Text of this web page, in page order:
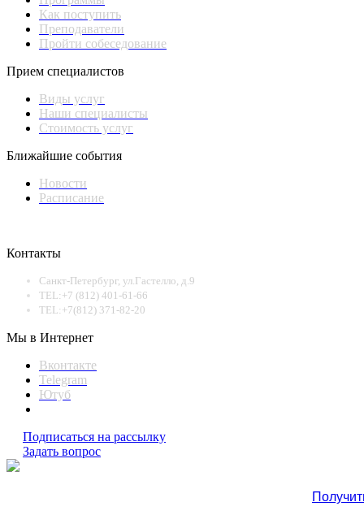
Как поступить
Преподаватели
Пройти собеседование
Прием специалистов
Виды услуг
Наши специалисты
Стоимость услуг
Ближайшие события
Новости
Расписание
Контакты
Санкт-Петербург, ул.Гастелло, д.9
TEL:+7 (812) 401-61-66
TEL:+7(812) 371-82-20
Мы в Интернет
Вконтакте
Telegram
Ютуб
Подписаться на рассылку
Задать вопрос